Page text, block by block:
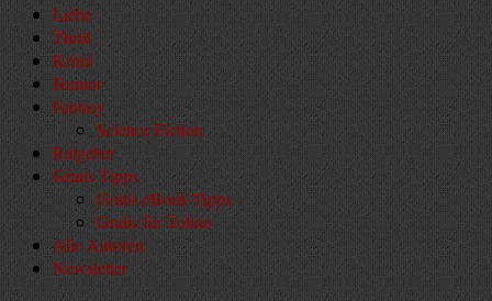
Liebe
Thrill
Krimi
Humor
Fantasy
Science Fiction
Ratgeber
Gratis Tipps
Gratis eBook-Tipps
Gratis für Tolino
Alle Autoren
Newsletter